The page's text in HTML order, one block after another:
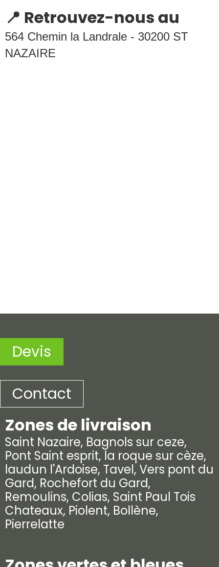
📍 Retrouvez-nous au
564 Chemin la Landrale - 30200 ST
NAZAIRE
Devis
Contact
Zones de livraison
Saint Nazaire, Bagnols sur ceze,
Pont Saint esprit, la roque sur cèze,
laudun l'Ardoise, Tavel, Vers pont du
Gard, Rochefort du Gard,
Remoulins, Colias, Saint Paul Tois
Chateaux, Piolent, Bollène,
Pierrelatte